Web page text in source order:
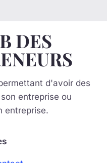
DES
d'avoir des
entreprise ou
entreprise.